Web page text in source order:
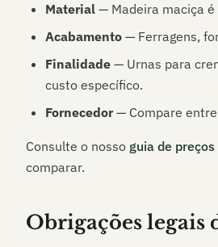
Material — Madeira maciça
Acabamento — Ferragens,
Finalidade — Urnas para
custo específico.
Fornecedor — Compare
Consulte o nosso guia de preços
comparar.
Obrigações legais